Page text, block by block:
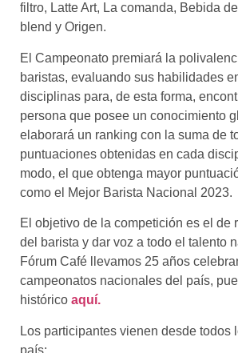
filtro, Latte Art, La comanda, Bebida
blend y Origen.
El Campeonato premiará la
baristas, evaluando sus habilidades
disciplinas para, de esta forma,
persona que posee un conocimiento
elaborará un ranking con la suma de
puntuaciones obtenidas en cada
modo, el que obtenga mayor
como el Mejor Barista Nacional 2023.
El objetivo de la competición es el de
del barista y dar voz a todo el talento
Fórum Café llevamos 25 años
campeonatos nacionales del país,
histórico aquí.
Los participantes vienen desde todos
país: